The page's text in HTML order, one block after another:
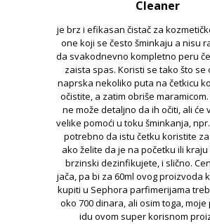
Cleaner
je brz i efikasan čistač za
one koji se često šminkaju a nisu
da svakodnevno kompletno peru
zaista spas. Koristi se tako što se
naprska nekoliko puta na četkicu
očistite, a zatim obriše
ne može detaljno da ih očiti, ali će
velike pomoći u toku šminkanja,
potrebno da istu četku koristite
ako želite da je na početku ili
brzinski dezinfikujete, i slično.
jača, pa bi za 60ml ovog proizvoda
kupiti u Sephora parfimerijama
oko 700 dinara, ali osim toga,
idu ovom super korisnom